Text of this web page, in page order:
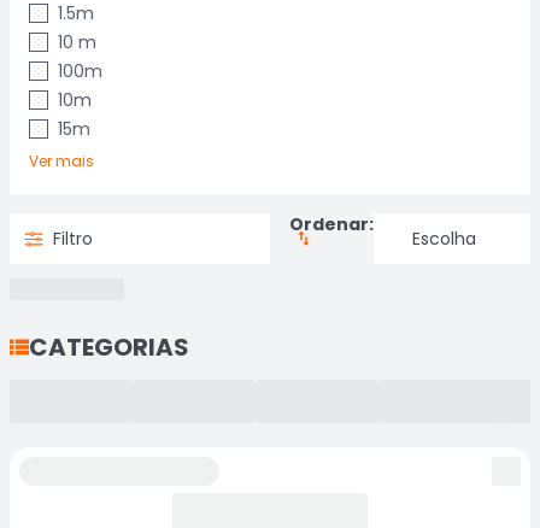
1.5m
10 m
100m
10m
15m
Ver mais
Filtro
Ordenar:
CATEGORIAS